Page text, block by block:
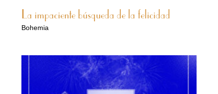
La impaciente búsqueda de la felicidad
Bohemia